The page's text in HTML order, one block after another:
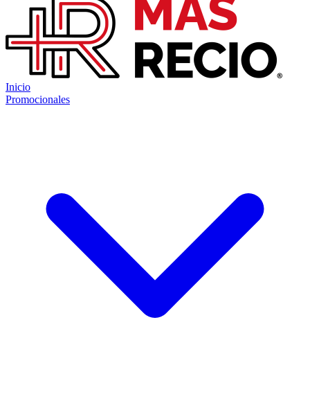
Inicio
Promocionales